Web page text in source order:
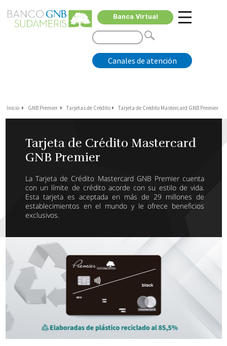
Canales de atención
Banca Virtual
Inicio GNB Premier Tarjetas de Crédito Tarjeta de Crédito Mastercard GNB Premier
Tarjeta de Crédito Mastercard
GNB Premier
La Tarjeta de Crédito Mastercard GNB Premier cuenta
con un límite de crédito acorde con su estilo de vida.
Esta tarjeta es aceptada en más de 29 millones de
establecimientos en el mundo y le ofrece beneficios
exclusivos.